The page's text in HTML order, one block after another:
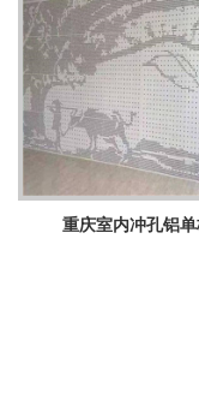
重庆室内冲孔铝单